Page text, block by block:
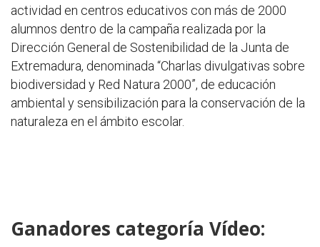
actividad en centros educativos con más de 2000
alumnos dentro de la campaña realizada por la
Dirección General de Sostenibilidad de la Junta de
Extremadura, denominada “Charlas divulgativas sobre
biodiversidad y Red Natura 2000”, de educación
ambiental y sensibilización para la conservación de la
naturaleza en el ámbito escolar.
Ganadores categoría Vídeo: